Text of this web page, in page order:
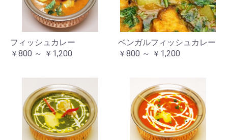
フィッシュカレー
￥800 ～ ￥1,200
ベンガルフィッシュカレー
￥800 ～ ￥1,200